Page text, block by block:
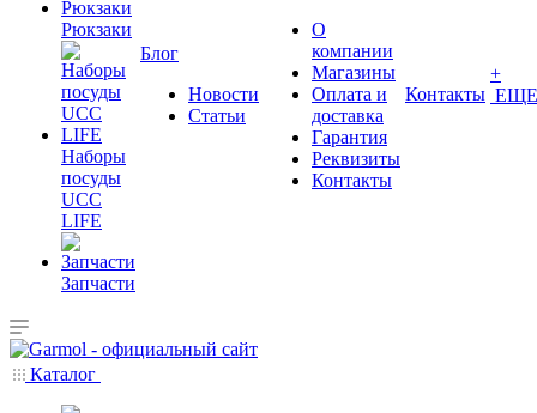
Рюкзаки
Наборы
посуды
UCC
LIFE
Запчасти
Блог
Новости
Статьи
О
компании
Магазины
Оплата и
доставка
Гарантия
Реквизиты
Контакты
Контакты
+
ЕЩЕ
Каталог